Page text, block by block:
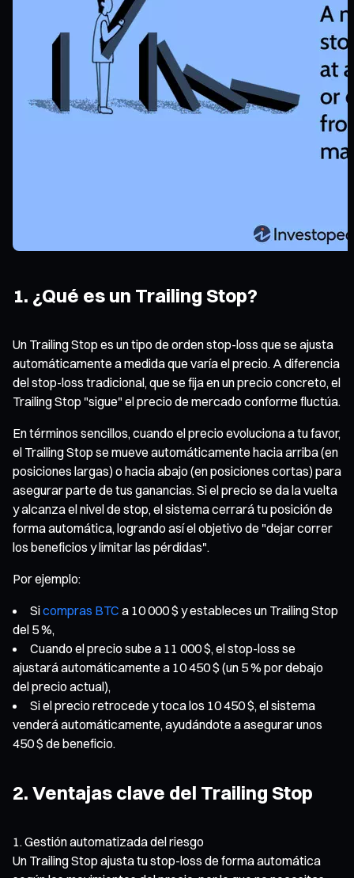
1. ¿Qué es un Trailing Stop?
Un Trailing Stop es un tipo de orden stop-loss que se ajusta
automáticamente a medida que varía el precio. A diferencia
del stop-loss tradicional, que se fija en un precio concreto, el
Trailing Stop "sigue" el precio de mercado conforme fluctúa.
En términos sencillos, cuando el precio evoluciona a tu favor,
el Trailing Stop se mueve automáticamente hacia arriba (en
posiciones largas) o hacia abajo (en posiciones cortas) para
asegurar parte de tus ganancias. Si el precio se da la vuelta
y alcanza el nivel de stop, el sistema cerrará tu posición de
forma automática, logrando así el objetivo de "dejar correr
los beneficios y limitar las pérdidas".
Por ejemplo:
Sicompras BTC a 10 000 $ y estableces un Trailing Stop
del 5 %,
Cuando el precio sube a 11 000 $, el stop-loss se
ajustará automáticamente a 10 450 $ (un 5 % por debajo
del precio actual),
Si el precio retrocede y toca los 10 450 $, el sistema
venderá automáticamente, ayudándote a asegurar unos
450 $ de beneficio.
2. Ventajas clave del Trailing Stop
Gestión automatizada del riesgo
Un Trailing Stop ajusta tu stop-loss de forma automática